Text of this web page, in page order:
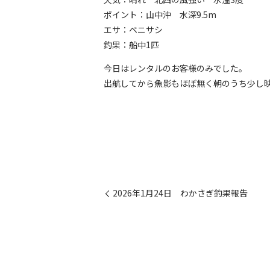
ポイント：山中沖 水深9.5m
エサ：ベニサシ
釣果：船中1匹
今日はレンタルのお客様のみでした。
出航してから魚影もほぼ無く朝のうち少し
2026年1月24日 わかさぎ釣果報告